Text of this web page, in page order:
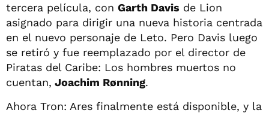
tercera película, con Garth Davis de Lion
asignado para dirigir una nueva historia centrada
en el nuevo personaje de Leto. Pero Davis luego
se retiró y fue reemplazado por el director de
Piratas del Caribe: Los hombres muertos no
cuentan, Joachim Rønning.
Ahora Tron: Ares finalmente está disponible, y la